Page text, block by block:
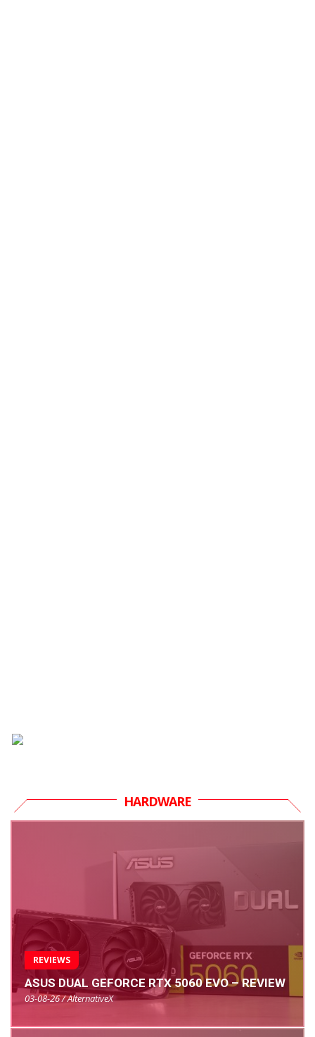
HARDWARE
REVIEWS
ASUS DUAL GEFORCE RTX 5060 EVO – REVIEW
03-08-26 / AlternativeX